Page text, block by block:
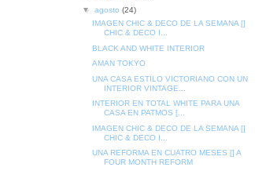
▼ agosto (24)
IMAGEN CHIC & DECO DE LA SEMANA []
CHIC & DECO I...
BLACK AND WHITE INTERIOR
AMAN TOKYO
UNA CASA ESTILO VICTORIANO CON UN
INTERIOR VINTAGE...
INTERIOR EN TOTAL WHITE PARA UNA
CASA EN PATMOS [...
IMAGEN CHIC & DECO DE LA SEMANA []
CHIC & DECO I...
UNA REFORMA EN CUATRO MESES [] A
FOUR MONTH REFORM